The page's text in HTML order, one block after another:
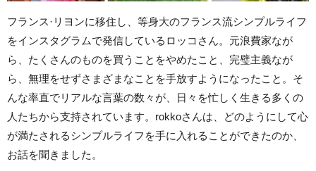
フランス·リヨンに移住し、等身大のフランス流シンプルライフ
をインスタグラムで発信しているロッコさん。元浪費家なが
ら、たくさんのものを買うことをやめたこと、完璧主義なが
ら、無理をせずさまざまなことを手放すようになったこと。そ
んな率直でリアルな言葉の数々が、日々を忙しく生きる多くの
人たちから支持されています。rokkoさんは、どのようにして心
が満たされるシンプルライフを手に入れることができたのか、
お話を聞きました。